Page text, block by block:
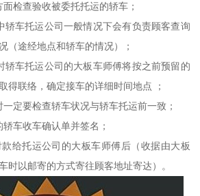
检查验收被委托托运的轿车；
轿车托运公司一般情况下会有负责顾客查询
（途经地点和轿车的情况）；
轿车托运公司的大板车师傅将按之前预留的
得联络，确定接车的详细时间地点 ；
定要检查轿车状况与轿车托运前一致；
车收车确认单并签名；
给托运公司的大板车师傅后（收据由大板
时以邮寄的方式寄往顾客地址寄达）。